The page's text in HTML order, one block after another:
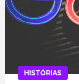
HISTÓRIAS